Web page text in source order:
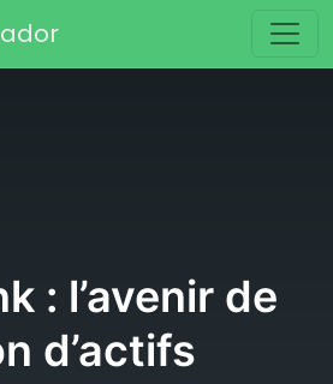
principale
: l’avenir de
d’actifs